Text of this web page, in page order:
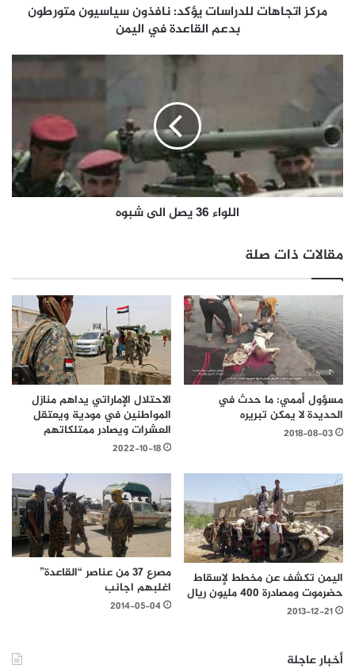
مركز اتجاهات للدراسات يؤكد: نافذون سياسيون متورطون
بدعم القاعدة في اليمن
اللواء 36 يصل الى شبوه
مقالات ذات صلة
مسؤول أممي: ما حدث في
الحديدة لا يمكن تبريره
2018-08-03
الاحتلال الإماراتي يداهم منازل
المواطنين في مودية ويعتقل
العشرات ويصادر ممتلكاتهم
2022-10-18
اليمن تكشف عن مخطط لإسقاط
حضرموت ومصادرة 400 مليون ريال
2013-12-21
مصرع 37 من عناصر “القاعدة”
اغلبهم اجانب
2014-05-04
أخبار عاجلة